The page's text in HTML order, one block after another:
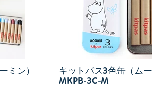
ミン）
キットパス3色缶（ムー
MKPB-3C-M